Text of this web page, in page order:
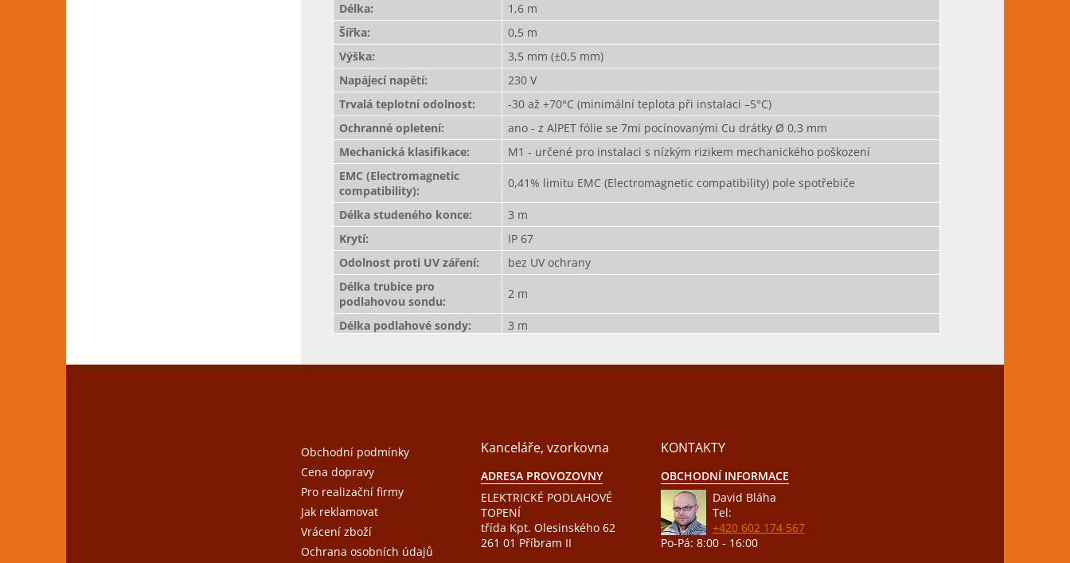
Délka:
1,6 m
Šířka:
0,5 m
Výška:
3,5 mm (±0,5 mm)
Napájecí napětí:
230 V
Trvalá teplotní odolnost:
-30 až +70°C (minimální teplota při instalaci –5°C)
Ochranné opletení:
ano - z AlPET fólie se 7mi pocínovanými Cu drátky Ø 0,3 mm
Mechanická klasifikace:
M1 - určené pro instalaci s nízkým rizikem mechanického poškození
EMC (Electromagnetic
compatibility):
0,41% limitu EMC (Electromagnetic compatibility) pole spotřebiče
Délka studeného konce:
3 m
Krytí:
IP 67
Odolnost proti UV záření:
bez UV ochrany
Délka trubice pro
podlahovou sondu:
2 m
Délka podlahové sondy: 3 m
Obchodní podmínky
Cena dopravy
Pro realizační firmy
Jak reklamovat
Vrácení zboží
Ochrana osobních údajů
Kanceláře, vzorkovna
ADRESA PROVOZOVNY
ELEKTRICKÉ PODLAHOVÉ
TOPENÍ
třída Kpt. Olesinského 62
261 01 Příbram II
KONTAKTY
OBCHODNÍ INFORMACE
David Bláha
Tel:
+420 602 174 567
Po-Pá: 8:00 - 16:00